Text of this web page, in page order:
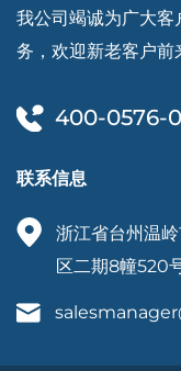
我公司竭诚为广大客
务，欢迎新老客户前
400-0576-
联系信息
浙江省台州温
区二期8幢520